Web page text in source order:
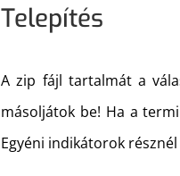
Telepítés
A zip fájl tartalmát a
másoljátok be! Ha a
Egyéni indikátorok